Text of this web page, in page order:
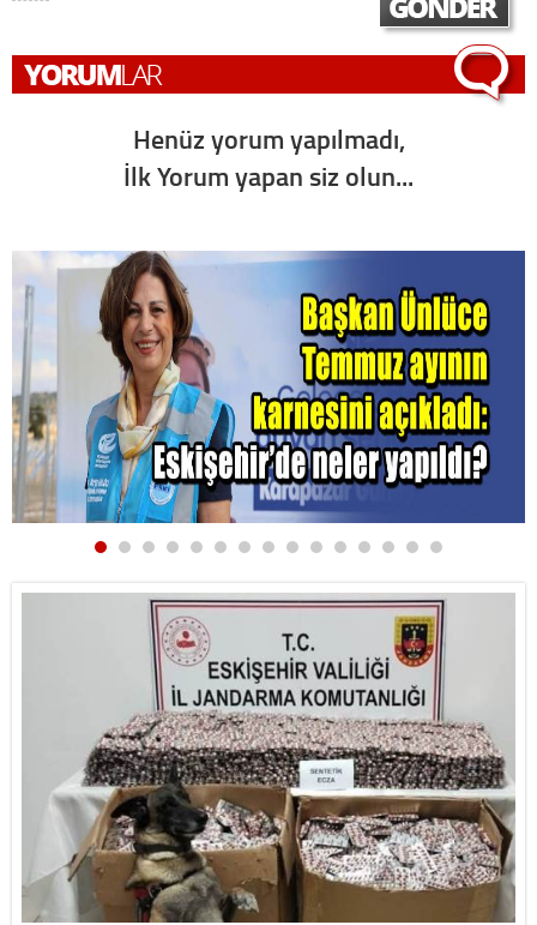
Henüz yorum yapılmadı,
İlk Yorum yapan siz olun...